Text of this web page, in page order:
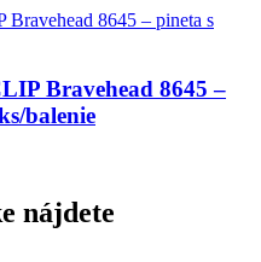
Bravehead 8645 –
balenie
nájdete